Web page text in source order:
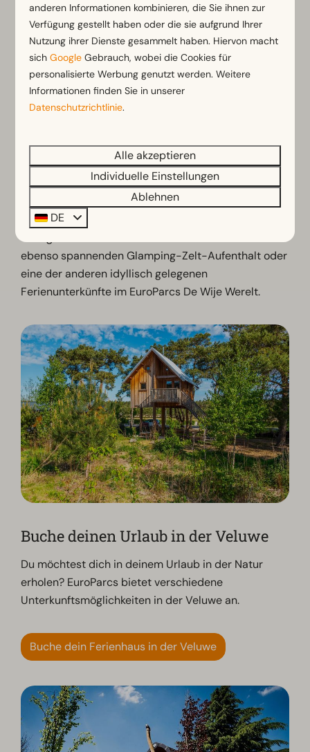
naturpächtige Veluwe mit ihren entzückenden
Städten und Dörfern sehen.
Überzeuge dich selbst von der atemberaubend
schönen Naturvielfalt, indem du einem Ausflug in
den Nationalparks De Hoge Veluwe machst.
Alltagsstresses, der bereits beim bloßen Anblick
eines solchen gemütlichen Holzhauses vergessen ist.
Das Baumhaus Zwerfhut op Hoogte 5 in Holland ist
nicht in dem von dir gewünschten Zeitraum
verfügbar? Das macht nichts: Dann buche einen
ebenso spannenden Glamping-Zelt-Aufenthalt oder
eine der anderen idyllisch gelegenen
Ferienunterkünfte im EuroParcs De Wije Werelt.
Buche deinen Urlaub in der Veluwe
Du möchtest dich in deinem Urlaub in der Natur
erholen? EuroParcs bietet verschiedene
Unterkunftsmöglichkeiten in der Veluwe an.
Buche dein Ferienhaus in der Veluwe
anderen Informationen kombinieren, die Sie ihnen zur
Verfügung gestellt haben oder die sie aufgrund Ihrer
Nutzung ihrer Dienste gesammelt haben. Hiervon macht
sichGoogle Gebrauch, wobei die Cookies für
personalisierte Werbung genutzt werden. Weitere
Informationen finden Sie in unserer
Datenschutzrichtlinie.
Alle akzeptieren
Individuelle Einstellungen
Ablehnen
DE